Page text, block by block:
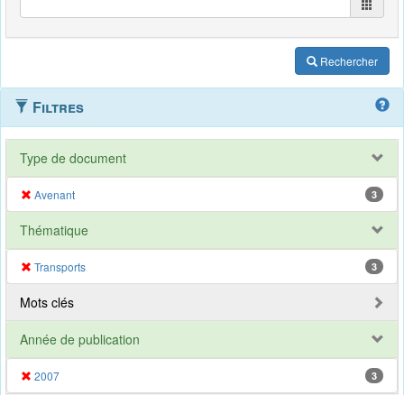
Rechercher
Filtres
Type de document
Avenant 3
Thématique
Transports 3
Mots clés
Année de publication
2007 3